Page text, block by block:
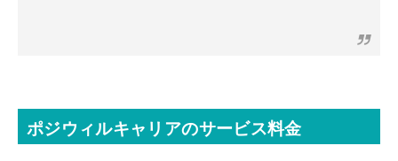
ポジウィルキャリアのサービス料金